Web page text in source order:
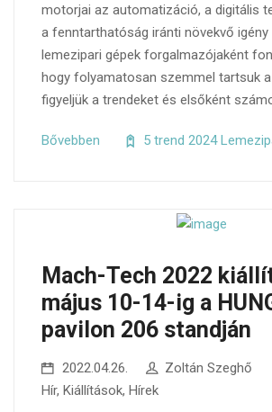
motorjai az automatizáció, a digitális
a fenntarthatóság iránti növekvő igény
lemezipari gépek forgalmazójaként
hogy folyamatosan szemmel tartsuk
figyeljük a trendeket és elsőként
Bővebben 5 trend 2024
Mach-Tech 2022
május 10-14-ig a
pavilon 206 standján
2022.04.26.
Zoltán Szeghő
Hír, Kiállítások, Hírek